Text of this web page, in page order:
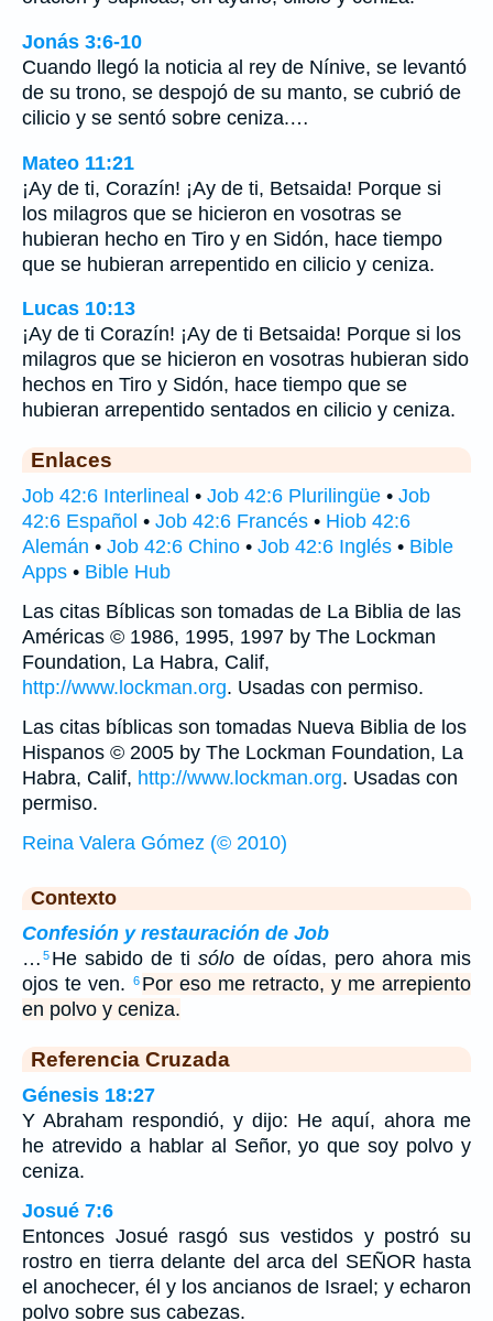
Jonás 3:6-10
Cuando llegó la noticia al rey de Nínive, se levantó
de su trono, se despojó de su manto, se cubrió de
cilicio y se sentó sobre ceniza.…
Mateo 11:21
¡Ay de ti, Corazín! ¡Ay de ti, Betsaida! Porque si
los milagros que se hicieron en vosotras se
hubieran hecho en Tiro y en Sidón, hace tiempo
que se hubieran arrepentido en cilicio y ceniza.
Lucas 10:13
¡Ay de ti Corazín! ¡Ay de ti Betsaida! Porque si los
milagros que se hicieron en vosotras hubieran sido
hechos en Tiro y Sidón, hace tiempo que se
hubieran arrepentido sentados en cilicio y ceniza.
Enlaces
Job 42:6 Interlineal • Job 42:6 Plurilingüe • Job
42:6 Español • Job 42:6 Francés • Hiob 42:6
Alemán • Job 42:6 Chino • Job 42:6 Inglés • Bible
Apps • Bible Hub
Las citas Bíblicas son tomadas de La Biblia de las
Américas © 1986, 1995, 1997 by The Lockman
Foundation, La Habra, Calif,
http://www.lockman.org. Usadas con permiso.
Las citas bíblicas son tomadas Nueva Biblia de los
Hispanos © 2005 by The Lockman Foundation, La
Habra, Calif, http://www.lockman.org. Usadas con
permiso.
Reina Valera Gómez (© 2010)
Contexto
Confesión y restauración de Job
… 5 He sabido de tisólo de oídas, pero ahora mis
ojos te ven.
6 Por eso me retracto, y me arrepiento
en polvo y ceniza.
Referencia Cruzada
Génesis 18:27
Y Abraham respondió, y dijo: He aquí, ahora me
he atrevido a hablar al Señor, yo que soy polvo y
ceniza.
Josué 7:6
Entonces Josué rasgó sus vestidos y postró su
rostro en tierra delante del arca del SEÑOR hasta
el anochecer, él y los ancianos de Israel; y echaron
polvo sobre sus cabezas.